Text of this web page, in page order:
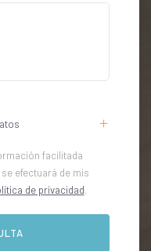
facilitada
efectuará de mis
de privacidad.